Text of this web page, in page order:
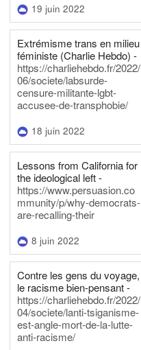
19 juin 2022
Extrémisme trans en milieu
féministe (Charlie Hebdo) -
https://charliehebdo.fr/2022/
06/societe/labsurde-
censure-militante-lgbt-
accusee-de-transphobie/
18 juin 2022
Lessons from California for
the ideological left -
https://www.persuasion.co
mmunity/p/why-democrats-
are-recalling-their
8 juin 2022
Contre les gens du voyage,
le racisme bien-pensant -
https://charliehebdo.fr/2022/
04/societe/lanti-tsiganisme-
est-angle-mort-de-la-lutte-
anti-racisme/